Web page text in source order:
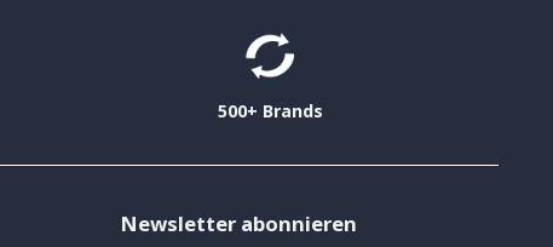
500+ Brands
Newsletter abonnieren